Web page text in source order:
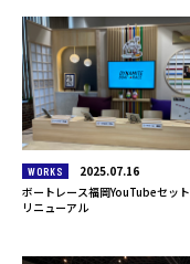
WORKS
2025.07.16
ボートレース福岡YouTubeセット
リニューアル